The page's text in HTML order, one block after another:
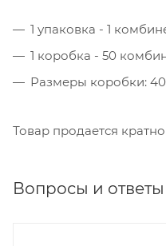
1 упаковка - 1
1 коробка - 50
Размеры коробки:
Товар продается
Вопросы и ответы